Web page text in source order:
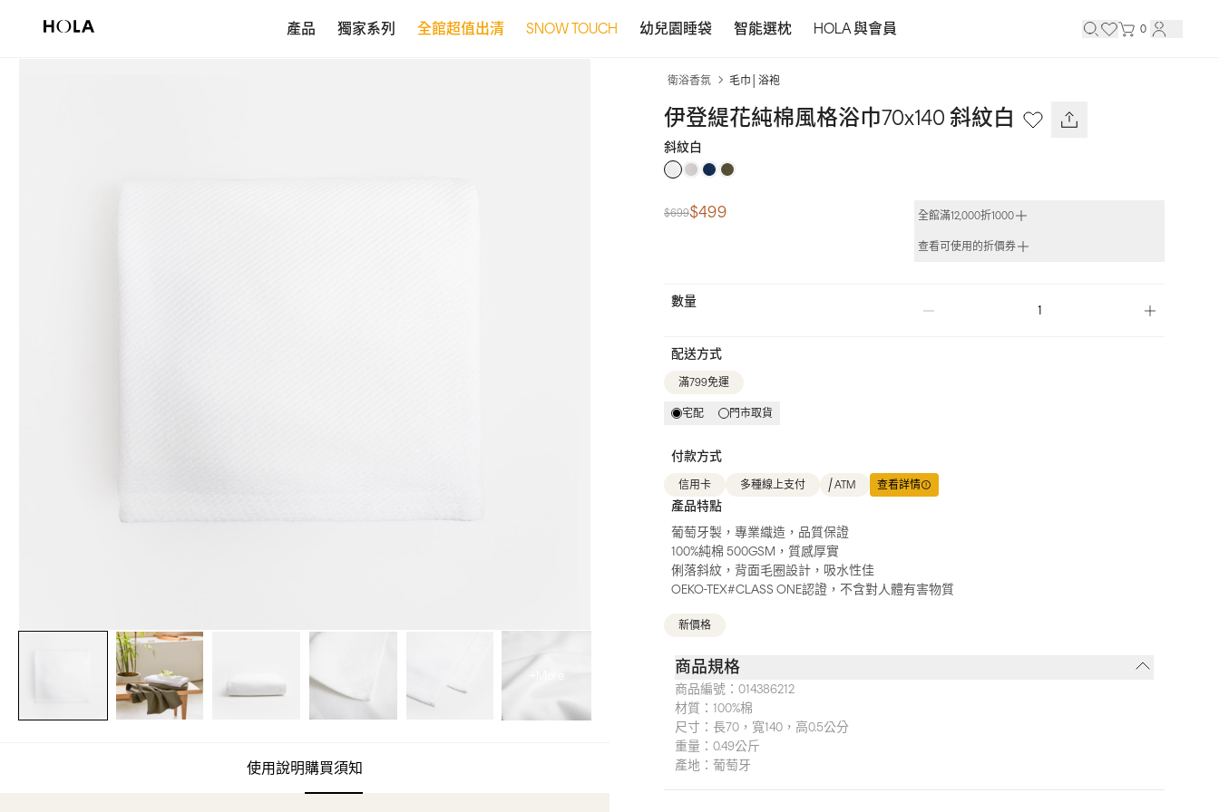
產品 獨家系列 全館超值出清 SNOW TOUCH 幼兒園睡袋 智能選枕 HOLA 與會員 0
使用說明購買須知
衛浴香氛 毛巾│浴袍
伊登緹花純棉風格浴巾70x140 斜紋白
斜紋白
$699$499 全館滿12,000折1000
查看可使用的折價券
數量
配送方式
滿799免運
宅配 門市取貨
付款方式
信用卡 多種線上支付 ATM 查看詳情
產品特點
葡萄牙製，專業織造，品質保證
100%純棉 500GSM，質感厚實
俐落斜紋，背面毛圈設計，吸水性佳
OEKO-TEX#CLASS ONE認證，不含對人體有害物質
新價格
商品規格
商品編號： 014386212
材質： 100%棉
尺寸： 長70，寬140，高0.5公分
重量： 0.49公斤
產地： 葡萄牙